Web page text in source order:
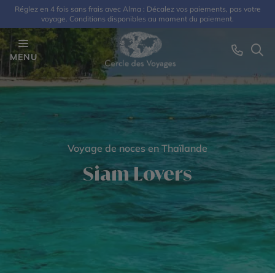
Réglez en 4 fois sans frais avec Alma : Décalez vos paiements, pas votre
voyage. Conditions disponibles au moment du paiement.
MENU
Voyage de noces en Thaïlande
Siam Lovers